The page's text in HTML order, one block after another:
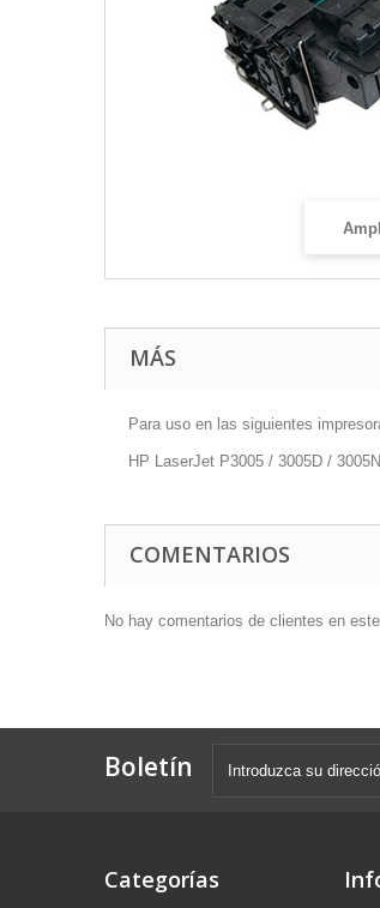
MÁS
Para uso en las siguientes
HP LaserJet P3005 / 3005D /
COMENTARIOS
No hay comentarios de clientes en
Boletín
Categorías